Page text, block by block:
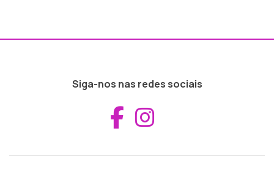
Siga-nos nas redes sociais
Aceder ao